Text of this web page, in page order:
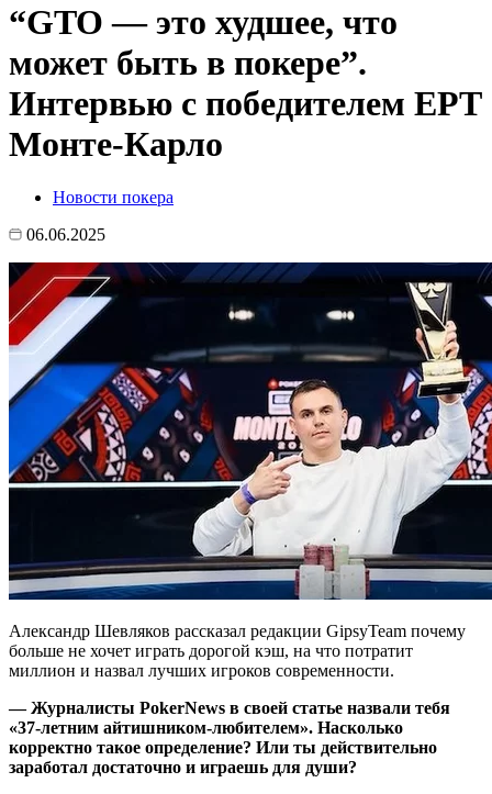
“GTO — это худшее, что
может быть в покере”.
Интервью с победителем EPT
Монте-Карло
Новости покера
06.06.2025
Александр Шевляков рассказал редакции GipsyTeam почему
больше не хочет играть дорогой кэш, на что потратит
миллион и назвал лучших игроков современности.
— Журналисты PokerNews в своей статье назвали тебя
«37-летним айтишником-любителем». Насколько
корректно такое определение? Или ты действительно
заработал достаточно и играешь для души?